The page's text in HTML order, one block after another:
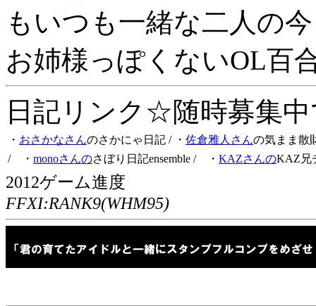
もいつも一緒な二人の
お姉様っぽくないOL百
日記リンク☆随時募集
・ おさかなさんのさかにゃ日記 / ・ 佐倉雅人さんの気まま散
/ ・ monoさんのさぼり日記ensemble / ・ KAZさんのKAZ兄
2012ゲーム進度
FFXI:RANK9(WHM95)